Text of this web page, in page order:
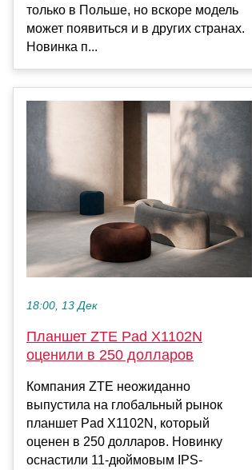
только в Польше, но вскоре модель
может появиться и в других странах.
Новинка п...
18:00, 13 Дек
Планшет ZTE Pad X1102N
оценили в 250 долларов
Компания ZTE неожиданно
выпустила на глобальный рынок
планшет Pad X1102N, который
оценен в 250 долларов. Новинку
оснастили 11-дюймовым IPS-